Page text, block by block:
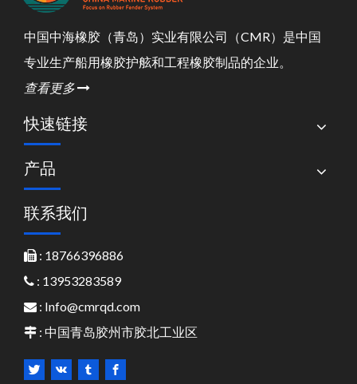
中国中海橡胶（青岛）实业有限公司（CMR）是中国
专业生产船用橡胶护舷和工程橡胶制品的企业。
查看更多
快速链接
产品
联系我们
 : 18766396886
 : 13953283589
 : Info@cmrqd.com
 : 中国青岛胶州市胶北工业区